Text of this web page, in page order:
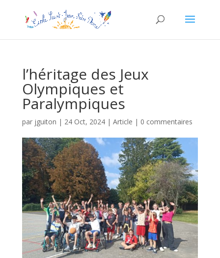
l’héritage des Jeux
Olympiques et
Paralympiques
par jguiton | 24 Oct, 2024| Article | 0 commentaires